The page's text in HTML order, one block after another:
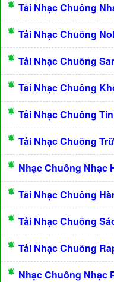
Tải Nhạc Chuông
Tải Nhạc Chuông
Tải Nhạc Chuông
Tải Nhạc Chuông
Tải Nhạc Chuông
Tải Nhạc Chuông
Nhạc Chuông Nhạc
Tải Nhạc Chuông
Tải Nhạc Chuông
Tải Nhạc Chuông
Nhạc Chuông Nhạc